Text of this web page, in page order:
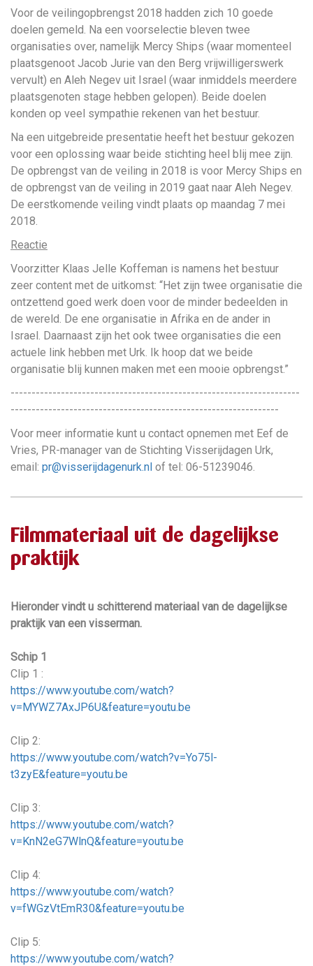
Voor de veilingopbrengst 2018 hadden zich 10 goede
doelen gemeld. Na een voorselectie bleven twee
organisaties over, namelijk Mercy Ships (waar momenteel
plaatsgenoot Jacob Jurie van den Berg vrijwilligerswerk
vervult) en Aleh Negev uit Israel (waar inmiddels meerdere
plaatsgenoten stage hebben gelopen). Beide doelen
konden op veel sympathie rekenen van het bestuur.
Na een uitgebreide presentatie heeft het bestuur gekozen
voor een oplossing waar beide stichting heel blij mee zijn.
De opbrengst van de veiling in 2018 is voor Mercy Ships en
de opbrengst van de veiling in 2019 gaat naar Aleh Negev.
De eerstkomende veiling vindt plaats op maandag 7 mei
2018.
Reactie
Voorzitter Klaas Jelle Koffeman is namens het bestuur
zeer content met de uitkomst: “Het zijn twee organisatie die
ontzettend goed werk doen voor de minder bedeelden in
de wereld. De ene organisatie in Afrika en de ander in
Israel. Daarnaast zijn het ook twee organisaties die een
actuele link hebben met Urk. Ik hoop dat we beide
organisatie blij kunnen maken met een mooie opbrengst.”
---------------------------------------------------------------------
----------------------------------------------------------------
Voor meer informatie kunt u contact opnemen met Eef de
Vries, PR-manager van de Stichting Visserijdagen Urk,
email: pr@visserijdagenurk.nl of tel: 06-51239046.
Filmmateriaal uit de dagelijkse
praktijk
Hieronder vindt u schitterend materiaal van de dagelijkse
praktijk van een visserman.
Schip 1
Clip 1 :
https://www.youtube.com/watch?
v=MYWZ7AxJP6U&feature=youtu.be
Clip 2:
https://www.youtube.com/watch?v=Yo75l-
t3zyE&feature=youtu.be
Clip 3:
https://www.youtube.com/watch?
v=KnN2eG7WlnQ&feature=youtu.be
Clip 4:
https://www.youtube.com/watch?
v=fWGzVtEmR30&feature=youtu.be
Clip 5:
https://www.youtube.com/watch?